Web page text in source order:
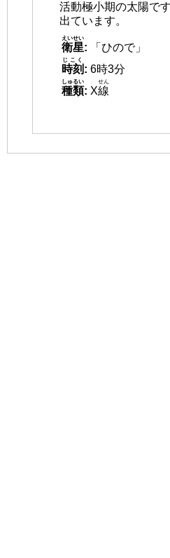
活動極小期の太陽で
出ています。
衛星
えいせい
:
「ひので」
時刻
じこく
: 6時3分
種類
しゅるい
: X線
せん